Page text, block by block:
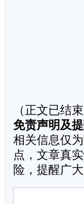
（正文已结束
免责声明及提
相关信息仅
点，文章真
险，提醒广